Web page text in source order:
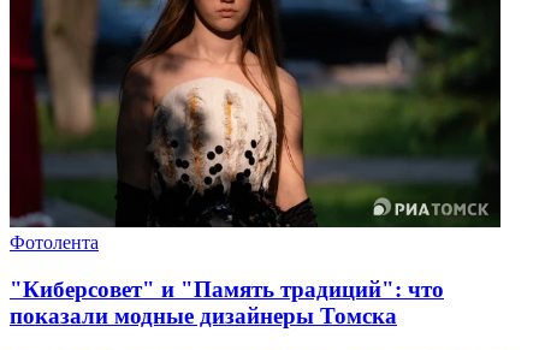
Фотолента
"Киберсовет" и "Память традиций": что
показали модные дизайнеры Томска